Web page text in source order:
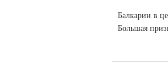
Балкарии в
Большая